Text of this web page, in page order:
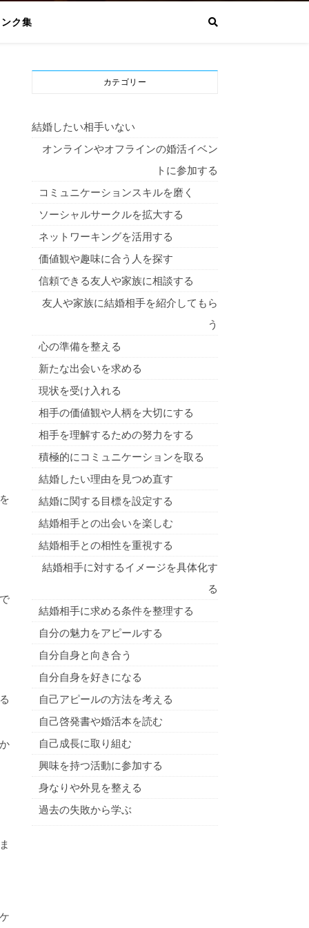
ク集
カテゴリー
結婚したい相手いない
オンラインやオフラインの婚活イベン
トに参加する
コミュニケーションスキルを磨く
ソーシャルサークルを拡大する
ネットワーキングを活用する
価値観や趣味に合う人を探す
信頼できる友人や家族に相談する
友人や家族に結婚相手を紹介してもら
う
心の準備を整える
新たな出会いを求める
現状を受け入れる
相手の価値観や人柄を大切にする
相手を理解するための努力をする
積極的にコミュニケーションを取る
結婚したい理由を見つめ直す
結婚に関する目標を設定する
結婚相手との出会いを楽しむ
結婚相手との相性を重視する
結婚相手に対するイメージを具体化す
る
結婚相手に求める条件を整理する
自分の魅力をアピールする
自分自身と向き合う
自分自身を好きになる
自己アピールの方法を考える
自己啓発書や婚活本を読む
自己成長に取り組む
興味を持つ活動に参加する
身なりや外見を整える
過去の失敗から学ぶ